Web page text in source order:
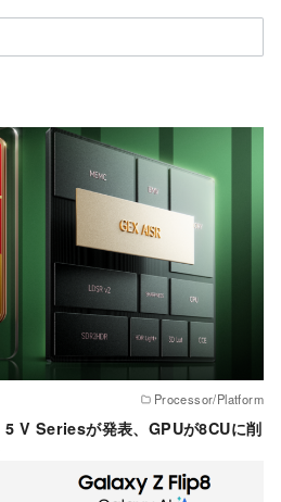
Processor/Platform
V Seriesが発表、GPUが8CUに削